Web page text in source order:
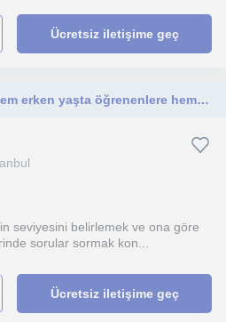
Ücretsiz iletişime geç
İletişim becerisi yüksek, hem erken yaşta öğrenenlere hem de konuşma becerisini geliştirmek isteyenlere yardımcı olabilirim.
seviyesini belirlemek ve ona göre
sorular sormak kon...
Ücretsiz iletişime geç